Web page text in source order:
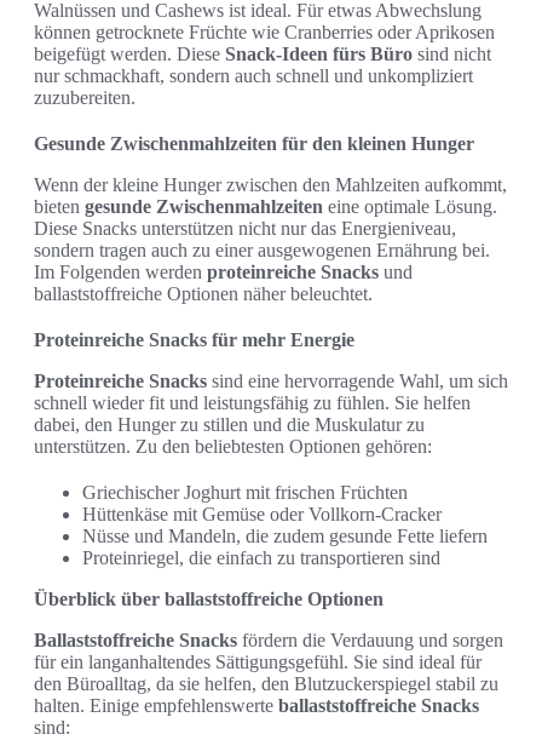
Walnüssen und Cashews ist ideal. Für etwas Abwechslung
können getrocknete Früchte wie Cranberries oder Aprikosen
beigefügt werden. Diese Snack-Ideen fürs Büro sind nicht
nur schmackhaft, sondern auch schnell und unkompliziert
zuzubereiten.
Gesunde Zwischenmahlzeiten für den kleinen Hunger
Wenn der kleine Hunger zwischen den Mahlzeiten aufkommt,
bieten gesunde Zwischenmahlzeiten eine optimale Lösung.
Diese Snacks unterstützen nicht nur das Energieniveau,
sondern tragen auch zu einer ausgewogenen Ernährung bei.
Im Folgenden werden proteinreiche Snacks und
ballaststoffreiche Optionen näher beleuchtet.
Proteinreiche Snacks für mehr Energie
Proteinreiche Snacks sind eine hervorragende Wahl, um sich
schnell wieder fit und leistungsfähig zu fühlen. Sie helfen
dabei, den Hunger zu stillen und die Muskulatur zu
unterstützen. Zu den beliebtesten Optionen gehören:
Griechischer Joghurt mit frischen Früchten
Hüttenkäse mit Gemüse oder Vollkorn-Cracker
Nüsse und Mandeln, die zudem gesunde Fette liefern
Proteinriegel, die einfach zu transportieren sind
Überblick über ballaststoffreiche Optionen
Ballaststoffreiche Snacks fördern die Verdauung und sorgen
für ein langanhaltendes Sättigungsgefühl. Sie sind ideal für
den Büroalltag, da sie helfen, den Blutzuckerspiegel stabil zu
halten. Einige empfehlenswerte ballaststoffreiche Snacks
sind: